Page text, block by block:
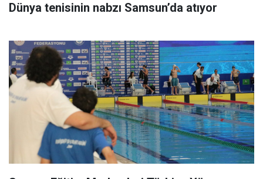
Dünya tenisinin nabzı Samsun’da atıyor